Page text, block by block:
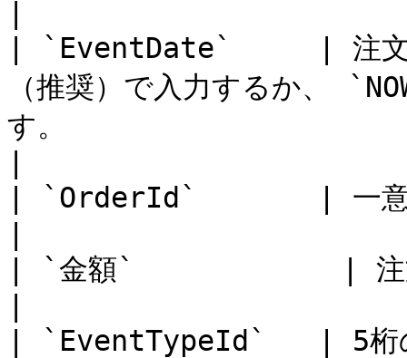
| `EventDate`     | 注文
（推奨）で入力するか、
す。
| `OrderId`       | 一意の
| `金額`            | 注文
| `EventTypeId`   | 5桁